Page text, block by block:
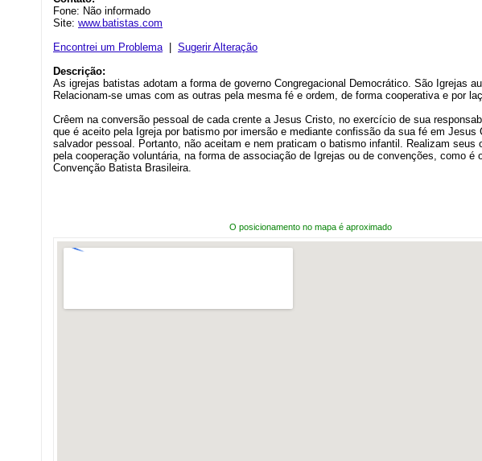
Fone: Não informado
Site: www.batistas.com
Encontrei um Problema| Sugerir Alteração
Descrição:
As igrejas batistas adotam a forma de governo Congregacional Democrático. São Igrejas
Relacionam-se umas com as outras pela mesma fé e ordem, de forma cooperativa e por
Crêem na conversão pessoal de cada crente a Jesus Cristo, no exercício de sua
que é aceito pela Igreja por batismo por imersão e mediante confissão da sua fé em Jesus
salvador pessoal. Portanto, não aceitam e nem praticam o batismo infantil. Realizam seus
pela cooperação voluntária, na forma de associação de Igrejas ou de convenções, como é
Convenção Batista Brasileira.
O posicionamento no mapa é aproximado